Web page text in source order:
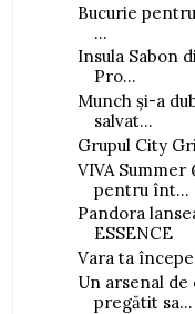
Bucurie
...
Insula Sabon
Pro...
Munch și-a
salvat...
Grupul City
VIVA Summer
pentru înt...
Pandora
ESSENCE
Vara ta
Un arsenal de
pregătit sa...